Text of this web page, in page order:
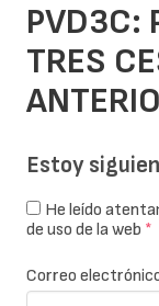
PVD3C:
TRES
Estoy
He leído
de uso de la web *
Correo